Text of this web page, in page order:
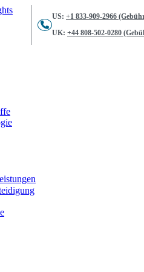
US: +1 833-909-2966
UK: +44 808-502-0280